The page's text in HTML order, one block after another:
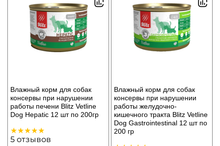
Влажный корм для собак
консервы при нарушении
работы печени Blitz Vetline
Dog Hepatic 12 шт по 200гр
5 отзывов
Влажный корм для собак
консервы при нарушении
работы желудочно-
кишечного тракта Blitz Vetline
Dog Gastrointestinal 12 шт по
200 гр